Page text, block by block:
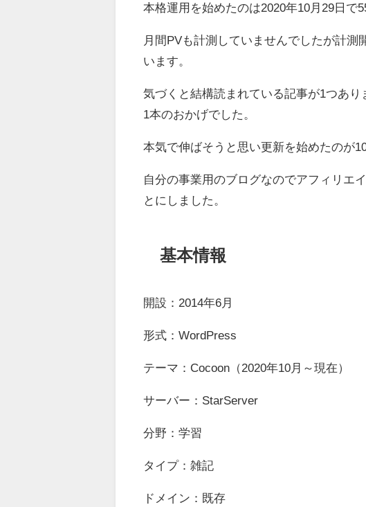
本格運用を始めたのは2020年10月29日で
月間PVも計測していませんでしたが計測
います。
気づくと結構読まれている記事が1つあ
1本のおかげでした。
本気で伸ばそうと思い更新を始めたのが
自分の事業用のブログなのでアフィリエ
とにしました。
基本情報
開設：2014年6月
形式：WordPress
テーマ：Cocoon（2020年10月～現在）
サーバー：StarServer
分野：学習
タイプ：雑記
ドメイン：既存